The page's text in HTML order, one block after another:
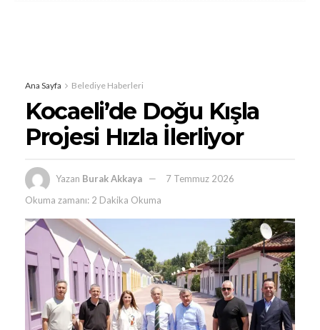
Ana Sayfa Belediye Haberleri
Kocaeli’de Doğu Kışla
Projesi Hızla İlerliyor
Yazan Burak Akkaya
7 Temmuz 2026
Okuma zamanı: 2 Dakika Okuma